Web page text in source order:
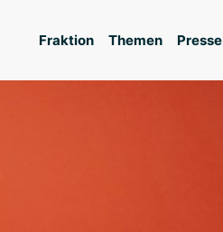
Fraktion Themen Presse